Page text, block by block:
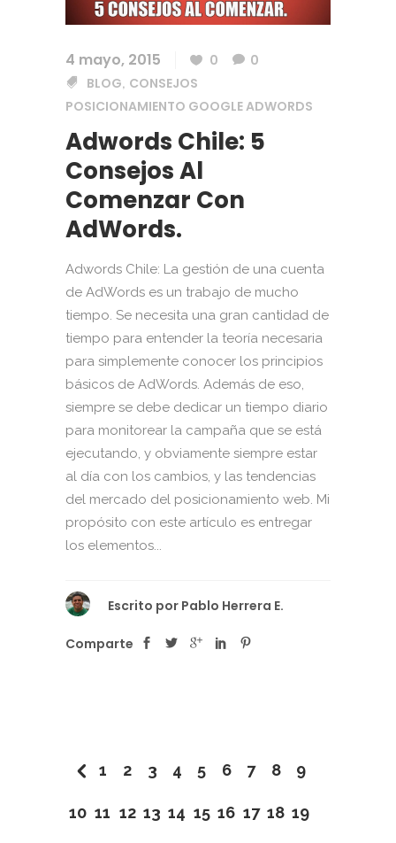
4 mayo, 2015 0
0
BLOG, CONSEJOS
POSICIONAMIENTO GOOGLE ADWORDS
Adwords Chile: 5
Consejos Al
Comenzar Con
AdWords.
Adwords Chile: La gestión de una cuenta
de AdWords es un trabajo de mucho
tiempo. Se necesita una gran cantidad de
tiempo para entender la teoría necesaria
para simplemente conocer los principios
básicos de AdWords. Además de eso,
siempre se debe dedicar un tiempo diario
para monitorear la campaña que se está
ejecutando, y obviamente siempre estar
al día con los cambios, y las tendencias
del mercado del posicionamiento web. Mi
propósito con este artículo es entregar
los elementos...
Escrito por Pablo Herrera E.
Comparte
1 2 3 4 5 6 7 8 9
10 11 12 13 14 15 16 17 18 19